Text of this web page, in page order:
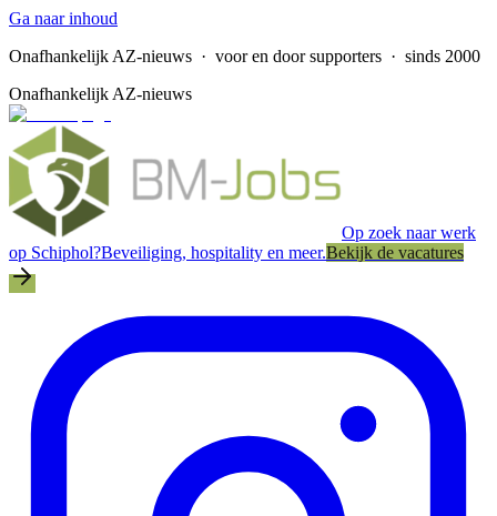
Ga naar inhoud
Onafhankelijk AZ-nieuws · voor en door supporters · sinds 2000
Onafhankelijk AZ-nieuws
Op zoek naar werk
op Schiphol?Beveiliging, hospitality en meer.Bekijk de vacatures